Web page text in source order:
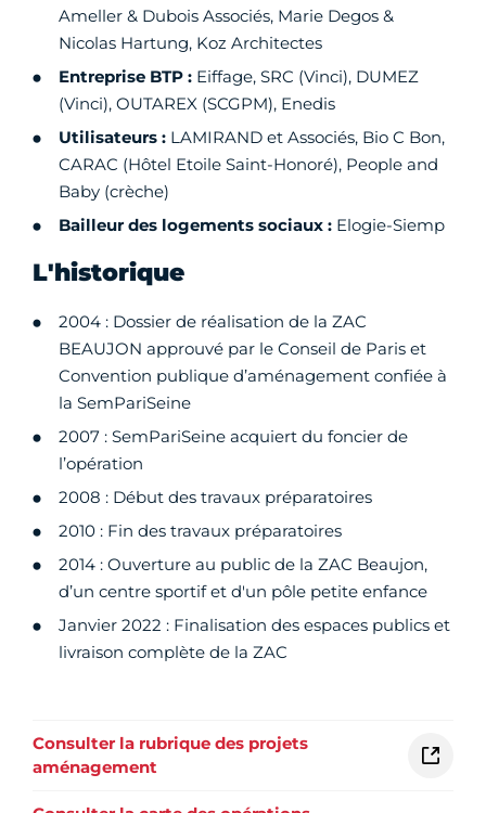
Ameller & Dubois Associés, Marie Degos &
Nicolas Hartung, Koz Architectes
Entreprise BTP : Eiffage, SRC (Vinci), DUMEZ
(Vinci), OUTAREX (SCGPM), Enedis
Utilisateurs : LAMIRAND et Associés, Bio C Bon,
CARAC (Hôtel Etoile Saint-Honoré), People and
Baby (crèche)
Bailleur des logements sociaux : Elogie-Siemp
L'historique
2004 : Dossier de réalisation de la ZAC
BEAUJON approuvé par le Conseil de Paris et
Convention publique d’aménagement confiée à
la SemPariSeine
2007 : SemPariSeine acquiert du foncier de
l’opération
2008 : Début des travaux préparatoires
2010 : Fin des travaux préparatoires
2014 : Ouverture au public de la ZAC Beaujon,
d’un centre sportif et d'un pôle petite enfance
Janvier 2022 : Finalisation des espaces publics et
livraison complète de la ZAC
Consulter la rubrique des projets
aménagement